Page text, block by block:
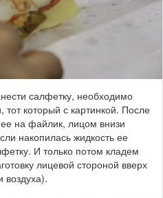
салфетку, необходимо
тот который с картинкой. После
на файлик, лицом внизи
накопилась жидкость ее
И только потом кладем
лицевой стороной вверх
воздуха).